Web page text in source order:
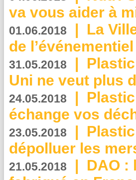
va vous aider à
01.06.2018 | La
de
31.05.2018 |
Uni ne veut plus
24.05.2018 |
échange vos
23.05.2018 |
dépolluer les
21.05.2018 | DAO :